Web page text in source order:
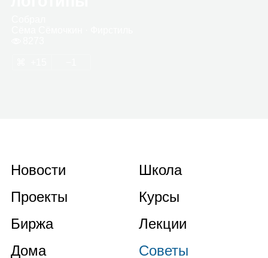
Новости
Проекты
Биржа
Дома
Школа
Курсы
Лекции
Советы